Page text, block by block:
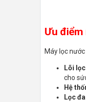
Ưu
Máy lọc
Lõi
cho
Hệ
Lọc